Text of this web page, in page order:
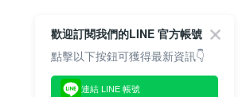
歡迎訂閱我們的LINE 官方帳號
點擊以下按鈕可獲得最新資訊👇
連結 LINE 帳號